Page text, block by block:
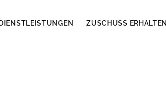
DIENSTLEISTUNGEN ZUSCHUSS ERHALTEN